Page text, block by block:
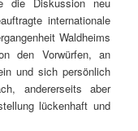
internationale
Waldheims
den Vorwürfen, an
und sich persönlich
andererseits aber
lückenhaft und